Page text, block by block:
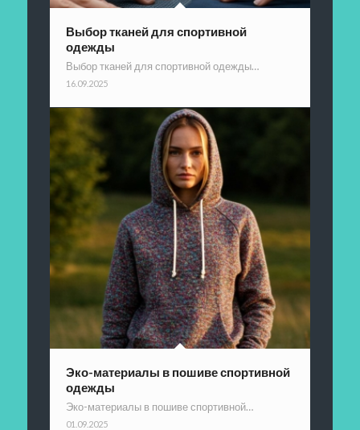
Выбор тканей для спортивной
одежды
Выбор тканей для спортивной одежды…
16.09.2025
Эко-материалы в пошиве спортивной
одежды
Эко-материалы в пошиве спортивной…
01.09.2025